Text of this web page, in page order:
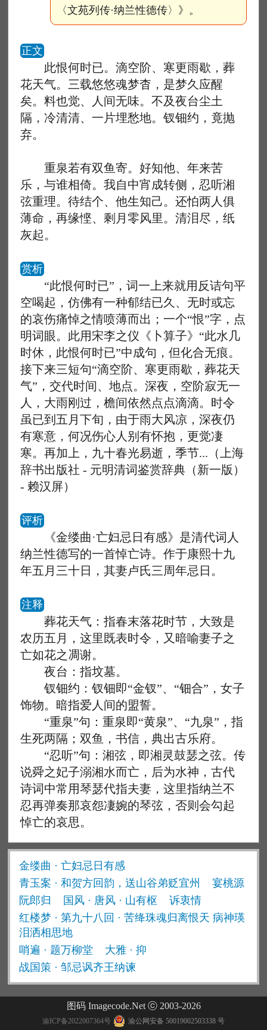
〈文苑列传·纳兰性德传〉》。
正文
此恨何时已。滴空阶、寒更雨歇，葬
花天气。三载悠悠魂梦杳，是梦久应醒
矣。料也觉、人间无味。不及夜台尘土
隔，冷清清、一片埋愁地。钗钿约，竟抛
弃。
重泉若有双鱼寄。好知他、年来苦
乐，与谁相倚。我自中宵成转侧，忍听湘
弦重理。待结个、他生知己。还怕两人俱
薄命，再缘悭、剩月零风里。清泪尽，纸
灰起。
赏析
“此恨何时已”，词一上来就用反诘句平
空喝起，仿佛有一种郁结已久、无时或忘
的哀伤痛悼之情喷薄而出；一个“恨”字，点
明词眼。此用宋李之仪《卜算子》“此水几
时休，此恨何时已”中成句，但化合无痕。
接下来三短句“滴空阶、寒更雨歇，葬花天
气”，交代时间、地点。深夜，空阶寂无一
人，大雨刚过，檐间依然点点滴滴。时令
虽已到五月下旬，由于雨大风凉，深夜仍
有寒意，何况伤心人别有怀抱，更觉凄
寒。再加上，九十春光易逝，季节...（上海
辞书出版社 - 元明清词鉴赏辞典（新一版）
- 赖汉屏）
评析
《金缕曲·亡妇忌日有感》是清代词人
纳兰性德写的一首悼亡诗。作于康熙十九
年五月三十日，其妻卢氏三周年忌日。
注释
葬花天气：指春末落花时节，大致是
农历五月，这里既表时令，又暗喻妻子之
亡如花之凋谢。
夜台：指坟墓。
钗钿约：钗钿即“金钗”、“钿合”，女子
饰物。暗指爱人间的盟誓。
“重泉”句：重泉即“黄泉”、“九泉”，指
生死两隔；双鱼，书信，典出古乐府。
“忍听”句：湘弦，即湘灵鼓瑟之弦。传
说舜之妃子溺湘水而亡，后为水神，古代
诗词中常用琴瑟代指夫妻，这里指纳兰不
忍再弹奏那哀怨凄婉的琴弦，否则会勾起
悼亡的哀思。
金缕曲 · 亡妇忌日有感
青玉案 · 和贺方回韵，送山谷弟贬宜州
宴桃源
阮郎归
国风 · 唐风 · 山有枢
诉衷情
红楼梦 · 第九十八回 · 苦绛珠魂归离恨天 病神瑛
泪洒相思地
哨遍 · 题万柳堂
大雅 · 抑
战国策 · 邹忌讽齐王纳谏
图码 Imagecode.Net ⓒ 2003-2026
渝ICP备2022007364号 渝公网安备 50019002503338 号